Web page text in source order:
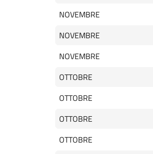
NOVEMBRE
NOVEMBRE
NOVEMBRE
OTTOBRE
OTTOBRE
OTTOBRE
OTTOBRE